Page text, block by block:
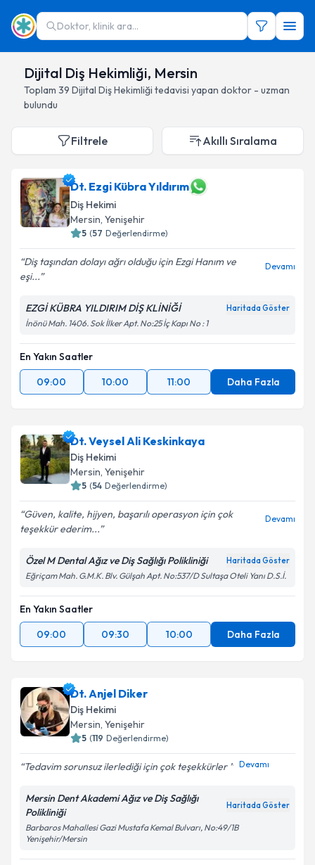
Doktor, klinik ara...
Dijital Diş Hekimliği, Mersin
Toplam 39 Dijital Diş Hekimliği tedavisi yapan doktor - uzman
bulundu
Filtrele Akıllı Sıralama
Dt. Ezgi Kübra Yıldırım
Diş Hekimi
Mersin, Yenişehir
5 (57 Değerlendirme)
Diş taşından dolayı ağrı olduğu için Ezgi Hanım ve
eşi...
Devamı
EZGİ KÜBRA YILDIRIM DİŞ KLİNİĞİ Haritada Göster
İnönü Mah. 1406. Sok İlker Apt. No:25 İç Kapı No : 1
En Yakın Saatler
09:00
10:00 11:00 Daha Fazla
Dt. Veysel Ali Keskinkaya
Diş Hekimi
Mersin, Yenişehir
5 (54 Değerlendirme)
Güven, kalite, hijyen, başarılı operasyon için çok
teşekkür ederim...
Devamı
Özel M Dental Ağız ve Diş Sağlığı Polikliniği Haritada Göster
Eğriçam Mah. G.M.K. Blv. Gülşah Apt. No:537/D Sultaşa Oteli Yanı D.S.İ.
En Yakın Saatler
09:00
09:30 10:00 Daha Fazla
Dt. Anjel Diker
Diş Hekimi
Mersin, Yenişehir
5 (119 Değerlendirme)
Tedavim sorunsuz ilerlediği için çok teşekkürler Devamı
Mersin Dent Akademi Ağız ve Diş Sağlığı
Polikliniği
Haritada Göster
Barbaros Mahallesi Gazi Mustafa Kemal Bulvarı, No:49/1B
Yenişehir/Mersin